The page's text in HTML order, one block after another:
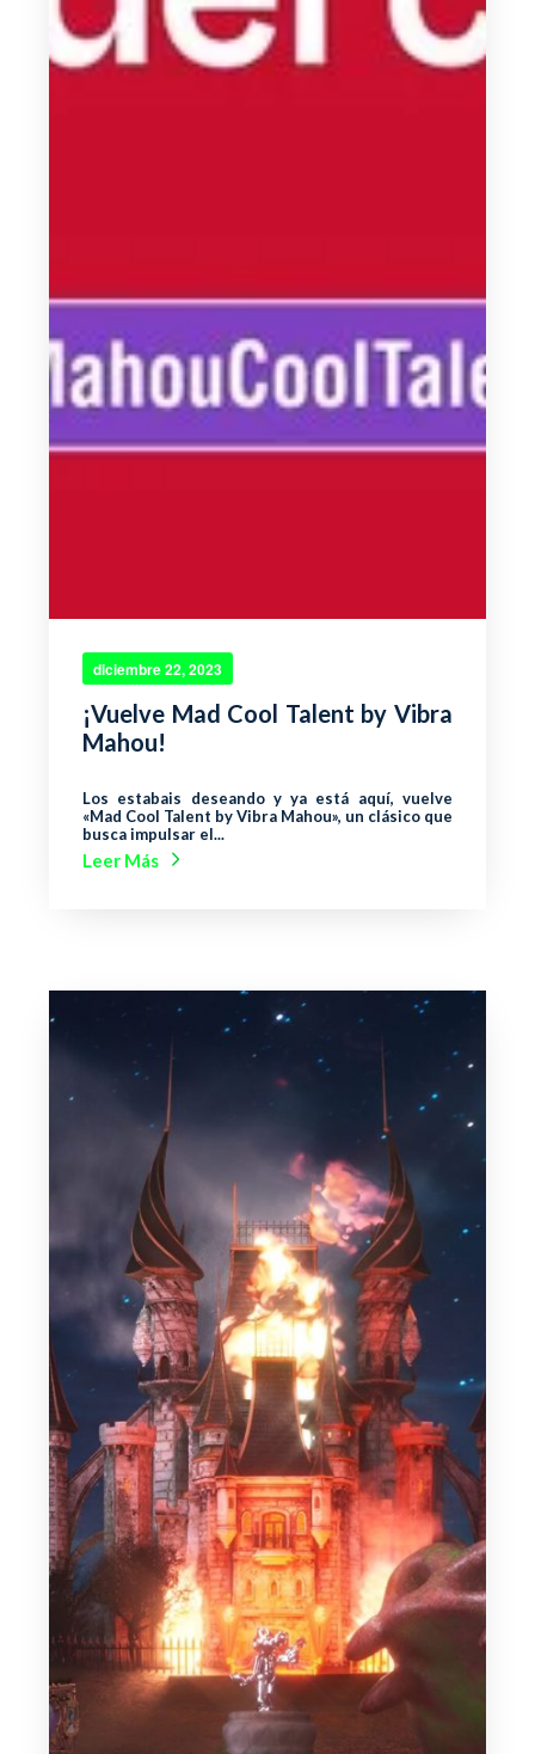
diciembre 22, 2023
¡Vuelve Mad Cool Talent by Vibra
Mahou!
Los estabais deseando y ya está aquí, vuelve
«Mad Cool Talent by Vibra Mahou», un clásico que
busca impulsar el...
Leer Más